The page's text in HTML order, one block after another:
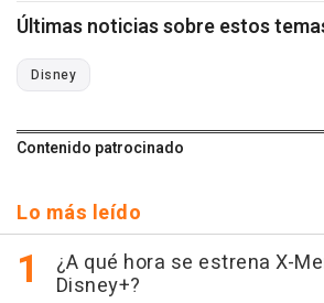
Últimas noticias sobre estos
Disney
Contenido patrocinado
Lo más leído
¿A qué hora se estrena X-
Disney+?